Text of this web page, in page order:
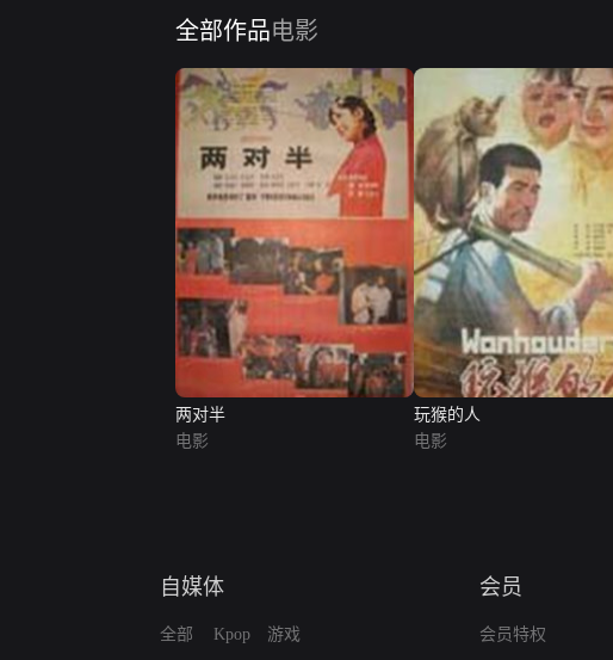
全部作品电影
两对半
电影
玩猴的人
电影
自媒体
全部 Kpop 游戏
会员
会员特权